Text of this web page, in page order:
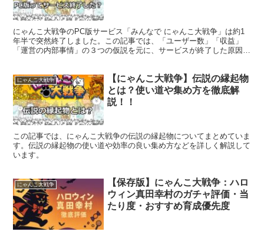
にゃんこ大戦争のPC版サービス「みんなで にゃんこ大戦争」は約1
年半で突然終了しました。この記事では、「ユーザー数」「収益」
「運営の内部事情」の３つの仮説を元に、サービスが終了した原因を
にゃんこ大戦争
【にゃんこ大戦争】伝説の縁起物
とは？使い道や集め方を徹底解
説！！
この記事では、にゃんこ大戦争の伝説の縁起物についてまとめていま
す。伝説の縁起物の使い道や効率の良い集め方などを詳しく解説して
います。
にゃんこ大戦争
【保存版】にゃんこ大戦争：ハロ
ウィン真田幸村のガチャ評価・当
たり度・おすすめ育成優先度